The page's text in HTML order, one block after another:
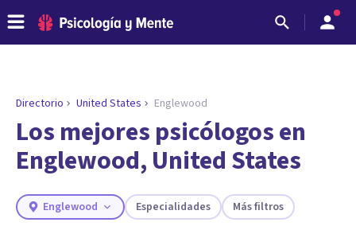
Directorio United States Englewood
Los mejores psicólogos en
Englewood, United States
Englewood Especialidades Más filtros